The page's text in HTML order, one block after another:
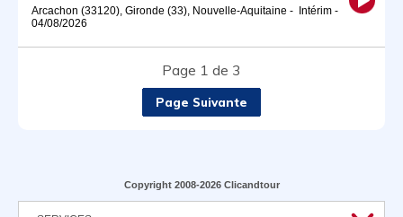
Arcachon (33120), Gironde (33), Nouvelle-Aquitaine - Intérim -
04/08/2026
Page 1 de 3
Page Suivante
Copyright 2008-2026 Clicandtour